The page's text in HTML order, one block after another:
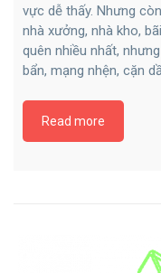
vực dễ thấy. Nhưng
nhà xưởng, nhà kho,
quên nhiều nhất,
bẩn, mạng nhện, cặn
Read more